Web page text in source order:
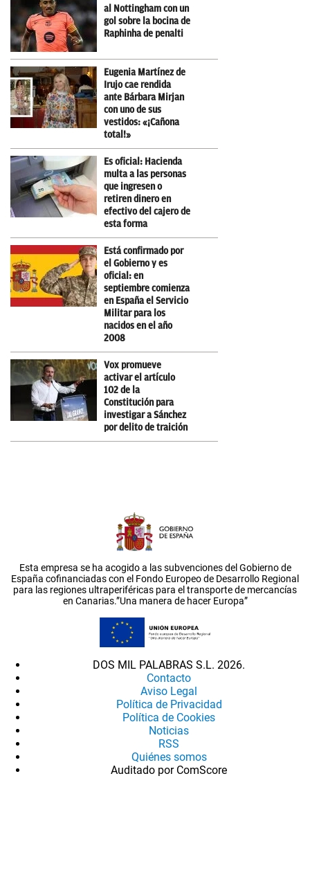
al Nottingham con un
gol sobre la bocina de
Raphinha de penalti
Eugenia Martínez de
Irujo cae rendida
ante Bárbara Mirjan
con uno de sus
vestidos: «¡Cañona
total!»
Es oficial: Hacienda
multa a las personas
que ingresen o
retiren dinero en
efectivo del cajero de
esta forma
Está confirmado por
el Gobierno y es
oficial: en
septiembre comienza
en España el Servicio
Militar para los
nacidos en el año
2008
Vox promueve
activar el artículo
102 de la
Constitución para
investigar a Sánchez
por delito de traición
Esta empresa se ha acogido a las subvenciones del Gobierno de
España cofinanciadas con el Fondo Europeo de Desarrollo Regional
para las regiones ultraperiféricas para el transporte de mercancías
en Canarias.”Una manera de hacer Europa”
DOS MIL PALABRAS S.L. 2026.
Contacto
Aviso Legal
Política de Privacidad
Política de Cookies
Noticias
RSS
Quiénes somos
Auditado por ComScore